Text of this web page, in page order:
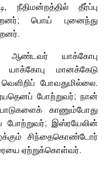
நீதிமன்றத்தில் தீர்ப்பு
பொய் புனைந்து
ஆண்டவர் யாக்கோபு
யாக்கோபு மானக்கேடு
போவதுமில்லை.
போற்றுவர்; நான்
காணும்போது
போற்றுவர்; இஸ்ரயேலின்
சிந்தைகொண்டோர்
ஏற்றுக்கொள்வர்.